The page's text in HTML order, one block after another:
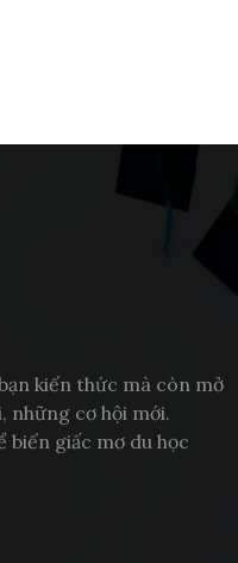
kiến thức mà còn mở
những cơ hội mới.
biến giấc mơ du học